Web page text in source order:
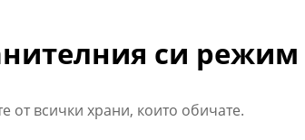
си режим
от всички храни, които обичате.